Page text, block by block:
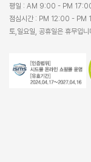
평일 : AM 9:00 - PM
점심시간 : PM 12:00 - PM
토,일요일, 공휴일은 휴무입니